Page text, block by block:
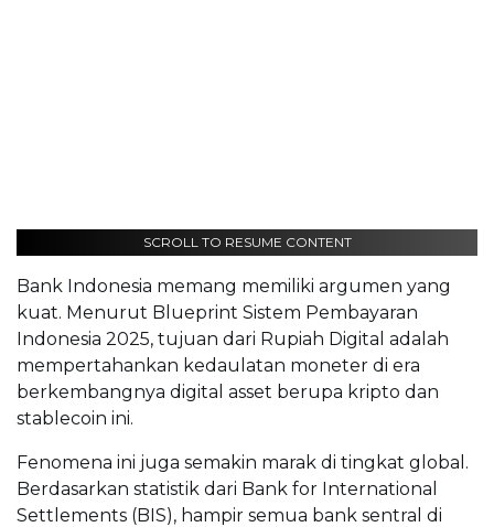
SCROLL TO RESUME CONTENT
Bank Indonesia memang memiliki argumen yang
kuat. Menurut Blueprint Sistem Pembayaran
Indonesia 2025, tujuan dari Rupiah Digital adalah
mempertahankan kedaulatan moneter di era
berkembangnya digital asset berupa kripto dan
stablecoin ini.
Fenomena ini juga semakin marak di tingkat global.
Berdasarkan statistik dari Bank for International
Settlements (BIS), hampir semua bank sentral di